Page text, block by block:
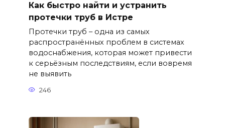
Как быстро найти и устранить
протечки труб в Истре
Протечки труб – одна из самых
распространённых проблем в системах
водоснабжения, которая может привести
к серьёзным последствиям, если вовремя
не выявить
246